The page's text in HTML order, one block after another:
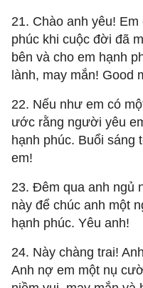
21. Chào anh yêu!
phúc khi cuộc đời đã
bên và cho em hạnh
lành, may mắn! Good
22. Nếu như em có
ước rằng người yêu
hạnh phúc. Buổi sáng
em!
23. Đêm qua anh ngủ
này để chúc anh một
hạnh phúc. Yêu anh!
24. Này chàng trai!
Anh nợ em một nụ